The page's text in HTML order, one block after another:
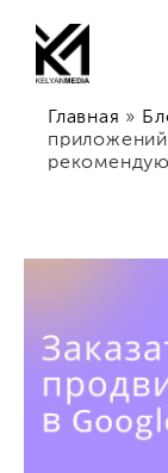
Главная »